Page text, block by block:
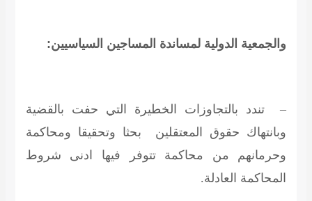
و الجمعية الدولية لمساندة المساجين السياسيين:
– تندد بالتجاوزات الخطيرة التي حفت بالقضية
وبانتهاك حقوق المعتقلين بحثا وتحقيقا ومحاكمة
وحرمانهم من محاكمة تتوفر فيها ادنى شروط
المحاكمة العادلة.